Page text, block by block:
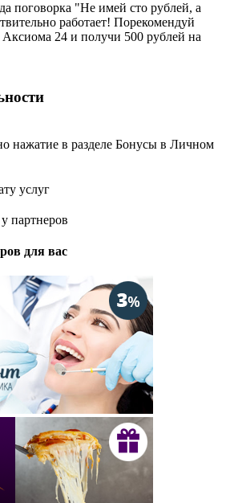
поговорка "Не имей сто рублей, а
работает! Порекомендуй
Аксиома 24 и получи 500 рублей на
нажатие в разделе Бонусы в Личном
услуг
партнеров
для вас